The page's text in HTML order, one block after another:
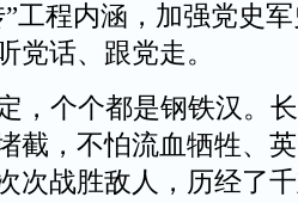
工程内涵，加强党史
党话、跟党走。
，个个都是钢铁汉。
截，不怕流血牺牲、
次战胜敌人，历经了